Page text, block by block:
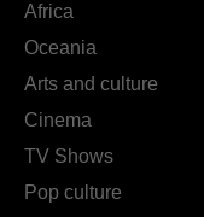
Africa
Oceania
Arts and culture
Cinema
TV Shows
Pop culture